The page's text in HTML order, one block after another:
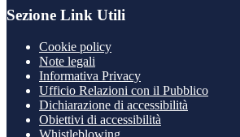
Sezione Link Utili
Cookie policy
Note legali
Informativa Privacy
Ufficio Relazioni con il Pubblico
Dichiarazione di accessibilità
Obiettivi di accessibilità
Whistleblowing